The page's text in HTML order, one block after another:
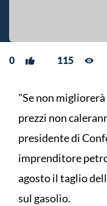
0 115
"Se non
prezzi non
presidente di
imprenditore
agosto il taglio
sul gasolio.